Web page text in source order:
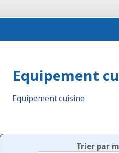
Equipement
Equipement cuisine
Trier par